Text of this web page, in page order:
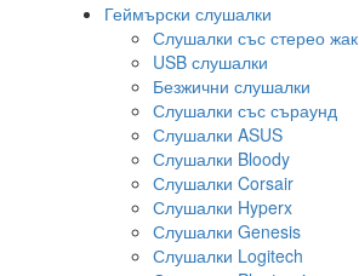
Геймърски слушалки
Слушалки със стерео жак
USB слушалки
Безжични слушалки
Слушалки със съраунд
Слушалки ASUS
Слушалки Bloody
Слушалки Corsair
Слушалки Hyperx
Слушалки Genesis
Слушалки Logitech